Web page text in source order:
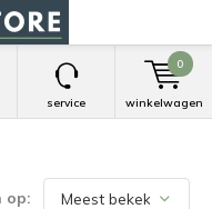
service winkelwagen
0
op: